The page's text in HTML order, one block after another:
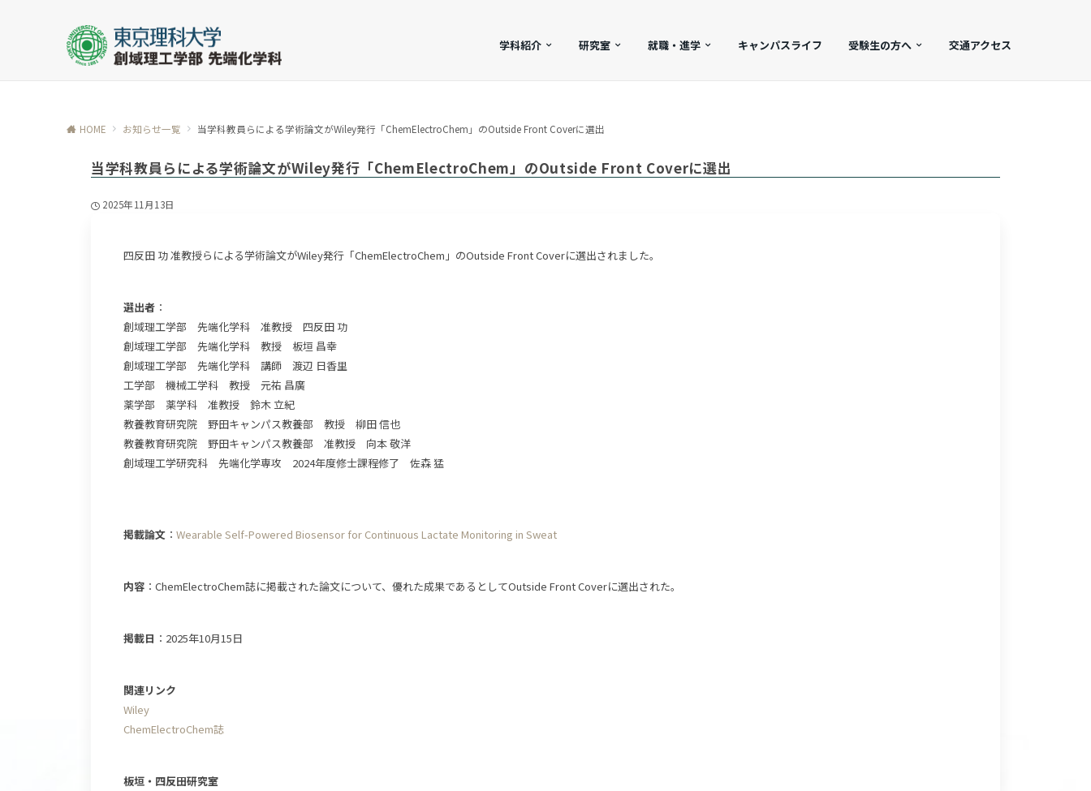
学科紹介 研究室 就職・進学 キャンパスライフ 受験生の方へ 交通アクセス
HOME お知らせ一覧 当学科教員らによる学術論文がWiley発行「ChemElectroChem」のOutside Front Coverに選出
当学科教員らによる学術論文がWiley発行「ChemElectroChem」のOutside Front Coverに選出
2025年11月13日
四反田 功 准教授らによる学術論文がWiley発行「ChemElectroChem」のOutside Front Coverに選出されました。
選出者 ：
創域理工学部 先端化学科 准教授 四反田 功
創域理工学部 先端化学科 教授 板垣 昌幸
創域理工学部 先端化学科 講師 渡辺 日香里
工学部 機械工学科 教授 元祐 昌廣
薬学部 薬学科 准教授 鈴木 立紀
教養教育研究院 野田キャンパス教養部 教授 柳田 信也
教養教育研究院 野田キャンパス教養部 准教授 向本 敬洋
創域理工学研究科 先端化学専攻 2024年度修士課程修了 佐森 猛
掲載論文 ： Wearable Self-Powered Biosensor for Continuous Lactate Monitoring in Sweat
内容 ：ChemElectroChem誌に掲載された論文について、優れた成果であるとしてOutside Front Coverに選出された。
掲載日 ：2025年10月15日
関連リンク
Wiley
ChemElectroChem誌
板垣・四反田研究室